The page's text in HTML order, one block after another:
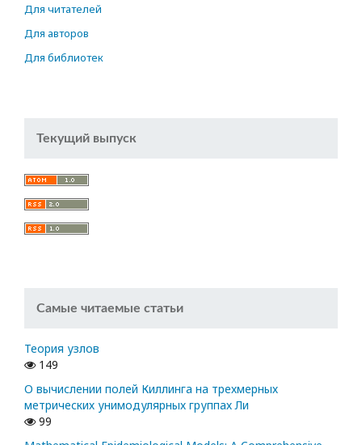
Для читателей
Для авторов
Для библиотек
Текущий выпуск
Самые читаемые статьи
Теория узлов
149
О вычислении полей Киллинга на трехмерных
метрических унимодулярных группах Ли
99